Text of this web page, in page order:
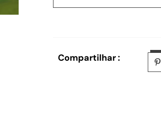
Compartilhar :